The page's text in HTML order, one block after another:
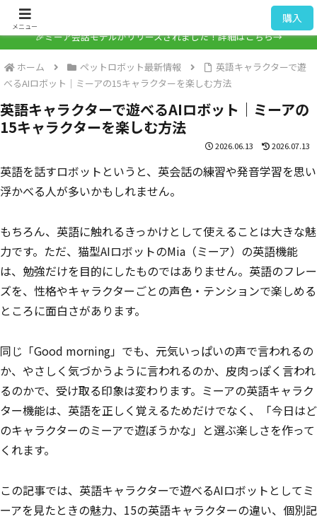
🎉ミーア会話モデルがリリースされました！詳細はこちら→
ホーム ペットロボット最新情報
英語キャラクターで遊
べるAIロボット｜ミーアの15キャラクターを楽しむ方法
英語キャラクターで遊べるAIロボット｜ミーアの
15キャラクターを楽しむ方法
2026.06.13 2026.07.13
英語を話すロボットというと、英会話の練習や発音学習を思い
浮かべる人が多いかもしれません。
もちろん、英語に触れるきっかけとして使えることは大きな魅
力です。ただ、猫型AIロボットのMia（ミーア）の英語機能
は、勉強だけを目的にしたものではありません。英語のフレー
ズを、性格やキャラクターごとの声色・テンションで楽しめる
ところに面白さがあります。
同じ「Good morning」でも、元気いっぱいの声で言われるの
か、やさしく気づかうように言われるのか、皮肉っぽく言われ
るのかで、受け取る印象は変わります。ミーアの英語キャラク
ター機能は、英語を正しく覚えるためだけでなく、「今日はど
のキャラクターのミーアで遊ぼうかな」と選ぶ楽しさを作って
くれます。
この記事では、英語キャラクターで遊べるAIロボットとしてミ
ーアを見たときの魅力、15の英語キャラクターの違い、個別記
メニュー
購入